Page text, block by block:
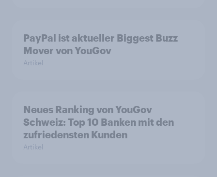
PayPal ist aktueller Biggest Buzz
Mover von YouGov
Artikel
Neues Ranking von YouGov
Schweiz: Top 10 Banken mit den
zufriedensten Kunden
Artikel